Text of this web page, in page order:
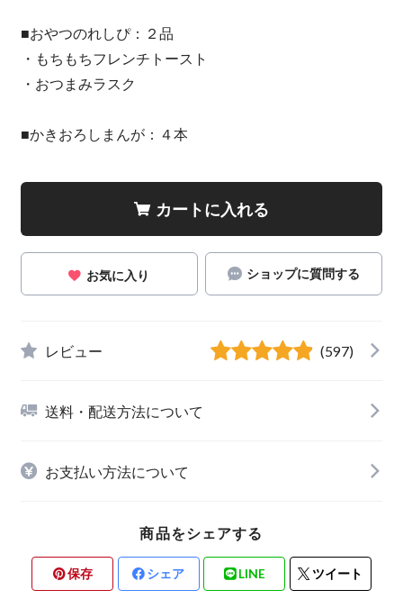
■おやつのれしぴ：２品
・もちもちフレンチトースト
・おつまみラスク
■かきおろしまんが：４本
カートに入れる
お気に入り ショップに質問する
レビュー (597)
送料・配送方法について
お支払い方法について
商品をシェアする
保存 シェア LINE ツイート